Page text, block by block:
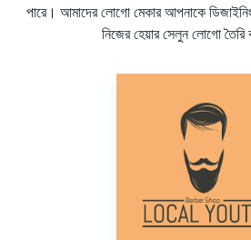
পারে। আমাদের লোগো মেকার আপনাকে
নিজের হেয়ার সেলুন লোগো